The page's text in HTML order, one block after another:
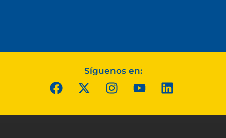
Síguenos en: